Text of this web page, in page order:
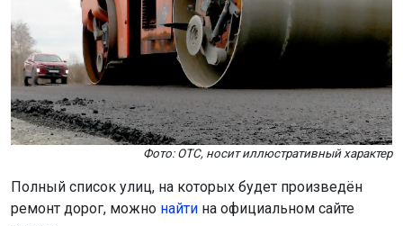
Фото: ОТС, носит иллюстративный характер
Полный список улиц, на которых будет произведён
ремонт дорог, можнонайтина официальном сайте
Так, в Дзержинском районе заасфальтируют четыре